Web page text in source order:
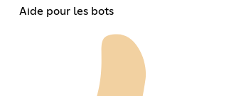
Aide pour les bots